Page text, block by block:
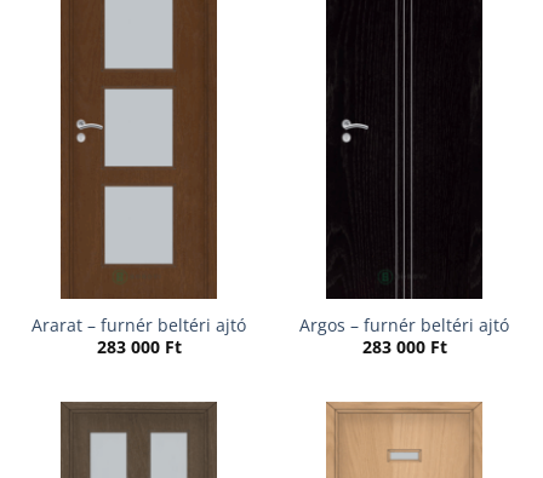
Ararat – furnér beltéri ajtó
283 000 Ft
Argos – furnér beltéri ajtó
283 000 Ft